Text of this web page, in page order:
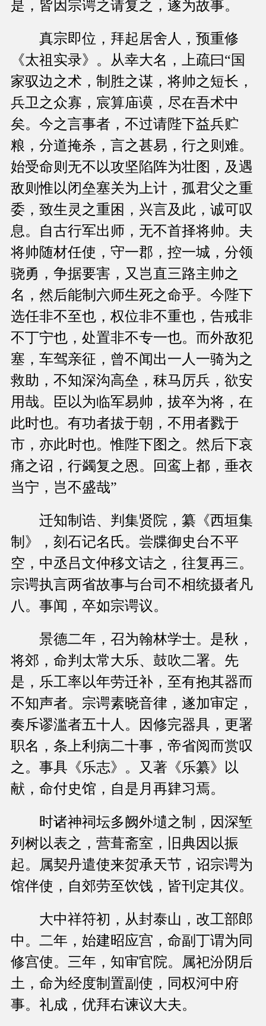
是，皆因宗谔之请复之，遂为故事。
真宗即位，拜起居舍人，预重修
《太祖实录》。从幸大名，上疏曰“国
家驭边之术，制胜之谋，将帅之短长，
兵卫之众寡，宸算庙谟，尽在吾术中
矣。今之言事者，不过请陛下益兵贮
粮，分道掩杀，言之甚易，行之则难。
始受命则无不以攻坚陷阵为壮图，及遇
敌则惟以闭垒塞关为上计，孤君父之重
委，致生灵之重困，兴言及此，诚可叹
息。自古行军出师，无不首择将帅。夫
将帅随材任使，守一郡，控一城，分领
骁勇，争据要害，又岂直三路主帅之
名，然后能制六师生死之命乎。今陛下
选任非不至也，权位非不重也，告戒非
不丁宁也，处置非不专一也。而外敌犯
塞，车驾亲征，曾不闻出一人一骑为之
救助，不知深沟高垒，秣马厉兵，欲安
用哉。臣以为临军易帅，拔卒为将，在
此时也。有功者拔于朝，不用者戮于
市，亦此时也。惟陛下图之。然后下哀
痛之诏，行蠲复之恩。回鸾上都，垂衣
当宁，岂不盛哉”
迁知制诰、判集贤院，纂《西垣集
制》，刻石记名氏。尝牒御史台不平
空，中丞吕文仲移文诘之，往复再三。
宗谔执言两省故事与台司不相统摄者凡
八。事闻，卒如宗谔议。
景德二年，召为翰林学士。是秋，
将郊，命判太常大乐、鼓吹二署。先
是，乐工率以年劳迁补，至有抱其器而
不知声者。宗谔素晓音律，遂加审定，
奏斥谬滥者五十人。因修完器具，更署
职名，条上利病二十事，帝省阅而赏叹
之。事具《乐志》。又著《乐纂》以
献，命付史馆，自是月再肄习焉。
时诸神祠坛多阙外壝之制，因深堑
列树以表之，营葺斋室，旧典因以振
起。属契丹遣使来贺承天节，诏宗谔为
馆伴使，自郊劳至饮饯，皆刊定其仪。
大中祥符初，从封泰山，改工部郎
中。二年，始建昭应宫，命副丁谓为同
修宫使。三年，知审官院。属祀汾阴后
土，命为经度制置副使，同权河中府
事。礼成，优拜右谏议大夫。